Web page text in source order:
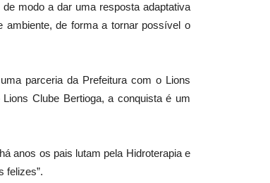
modo a dar uma resposta adaptativa
ambiente, de forma a tornar possível o
parceria da Prefeitura com o Lions
Clube Bertioga, a conquista é um
anos os pais lutam pela Hidroterapia e
felizes”.